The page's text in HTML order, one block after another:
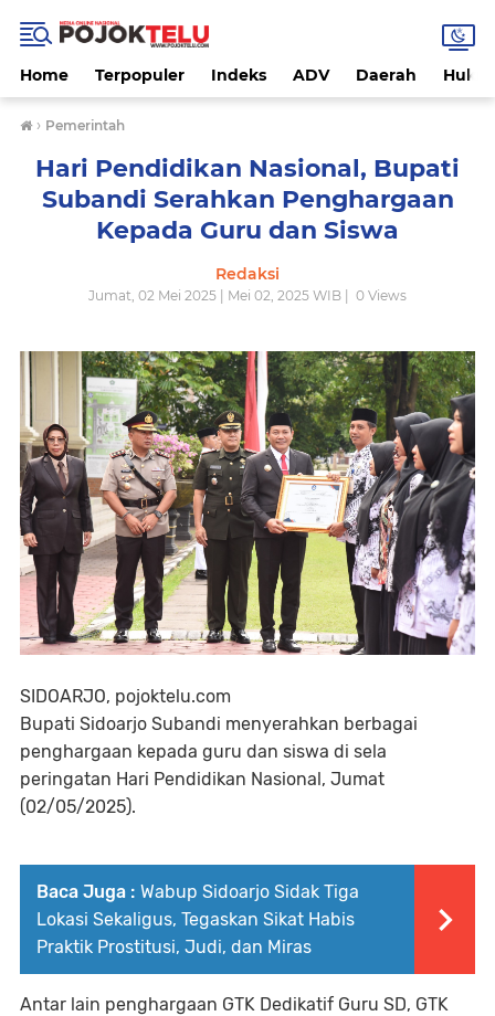
Home Terpopuler Indeks ADV Daerah
› Pemerintah
Hari Pendidikan Nasional, Bupati
Subandi Serahkan Penghargaan
Kepada Guru dan Siswa
Redaksi
Jumat, 02 Mei 2025 | Mei 02, 2025 WIB | 0 Views
SIDOARJO, pojoktelu.com
Bupati Sidoarjo Subandi menyerahkan berbagai
penghargaan kepada guru dan siswa di sela
peringatan Hari Pendidikan Nasional, Jumat
(02/05/2025).
Baca Juga : Wabup Sidoarjo Sidak Tiga
Lokasi Sekaligus, Tegaskan Sikat Habis
Praktik Prostitusi, Judi, dan Miras
Antar lain penghargaan GTK Dedikatif Guru SD, GTK